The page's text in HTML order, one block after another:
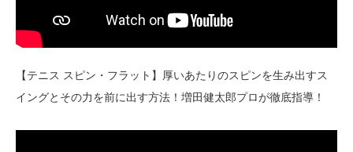
【テニス スピン・フラット】厚いあたりのスピンを生み出すス
イングとその力を前に出す方法！増田健太郎プロが徹底指導！